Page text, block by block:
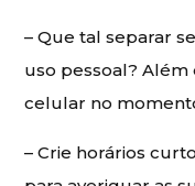
– Que tal separar
uso pessoal? Além
celular no
– Crie horários